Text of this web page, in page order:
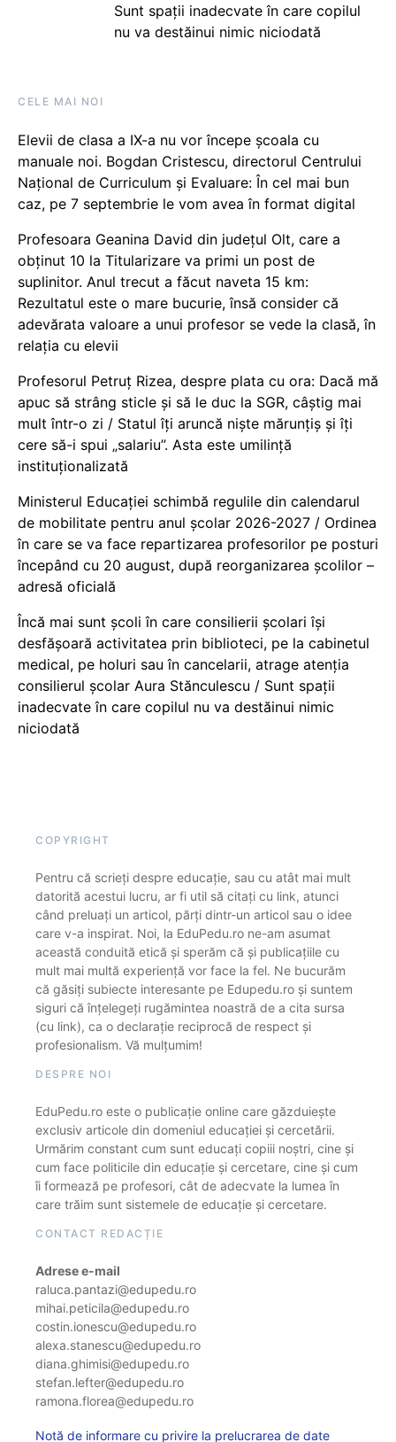
Sunt spații inadecvate în care copilul
nu va destăinui nimic niciodată
CELE MAI NOI
Elevii de clasa a IX-a nu vor începe școala cu
manuale noi. Bogdan Cristescu, directorul Centrului
Național de Curriculum și Evaluare: În cel mai bun
caz, pe 7 septembrie le vom avea în format digital
Profesoara Geanina David din județul Olt, care a
obținut 10 la Titularizare va primi un post de
suplinitor. Anul trecut a făcut naveta 15 km:
Rezultatul este o mare bucurie, însă consider că
adevărata valoare a unui profesor se vede la clasă, în
relația cu elevii
Profesorul Petruț Rizea, despre plata cu ora: Dacă mă
apuc să strâng sticle și să le duc la SGR, câștig mai
mult într-o zi / Statul îți aruncă niște mărunțiș și îți
cere să-i spui „salariu”. Asta este umilință
instituționalizată
Ministerul Educației schimbă regulile din calendarul
de mobilitate pentru anul școlar 2026-2027 / Ordinea
în care se va face repartizarea profesorilor pe posturi
începând cu 20 august, după reorganizarea școlilor –
adresă oficială
Încă mai sunt școli în care consilierii școlari își
desfășoară activitatea prin biblioteci, pe la cabinetul
medical, pe holuri sau în cancelarii, atrage atenția
consilierul școlar Aura Stănculescu / Sunt spații
inadecvate în care copilul nu va destăinui nimic
niciodată
COPYRIGHT
Pentru că scrieți despre educație, sau cu atât mai mult
datorită acestui lucru, ar fi util să citați cu link, atunci
când preluați un articol, părți dintr-un articol sau o idee
care v-a inspirat. Noi, la EduPedu.ro ne-am asumat
această conduită etică și sperăm că și publicațiile cu
mult mai multă experiență vor face la fel. Ne bucurăm
că găsiți subiecte interesante pe Edupedu.ro și suntem
siguri că înțelegeți rugămintea noastră de a cita sursa
(cu link), ca o declarație reciprocă de respect și
profesionalism. Vă mulțumim!
DESPRE NOI
EduPedu.ro este o publicație online care găzduiește
exclusiv articole din domeniul educației și cercetării.
Urmărim constant cum sunt educați copiii noștri, cine și
cum face politicile din educație și cercetare, cine și cum
îi formează pe profesori, cât de adecvate la lumea în
care trăim sunt sistemele de educație și cercetare.
CONTACT REDACȚIE
Adrese e-mail
raluca.pantazi@edupedu.ro
mihai.peticila@edupedu.ro
costin.ionescu@edupedu.ro
alexa.stanescu@edupedu.ro
diana.ghimisi@edupedu.ro
stefan.lefter@edupedu.ro
ramona.florea@edupedu.ro
Notă de informare cu privire la prelucrarea de date